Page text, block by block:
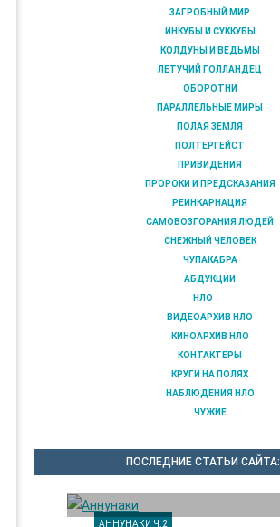
ЗАГРОБНЫЙ МИР
ИНКУБЫ И СУККУБЫ
КОЛДУНЫ И ВЕДЬМЫ
ЛЕТУЧИЙ ГОЛЛАНДЕЦ
ОБОРОТНИ
ПАРАЛЛЕЛЬНЫЕ МИРЫ
ПОЛАЯ ЗЕМЛЯ
ПОЛТЕРГЕЙСТ
ПРИВИДЕНИЯ
ПРОРОКИ И ПРЕДСКАЗАНИЯ
РЕИНКАРНАЦИЯ
САМОВОЗГОРАНИЯ ЛЮДЕЙ
СНЕЖНЫЙ ЧЕЛОВЕК
ЧУПАКАБРА
АБДУКЦИИ
НЛО
ВИДЕОАРХИВ НЛО
КИНОАРХИВ НЛО
КОНТАКТЕРЫ
КРУГИ НА ПОЛЯХ
НАБЛЮДЕНИЯ НЛО
ЧУЖИЕ
ПОСЛЕДНИЕ СТАТЬИ САЙТА:
АННУНАКИ Ч.2